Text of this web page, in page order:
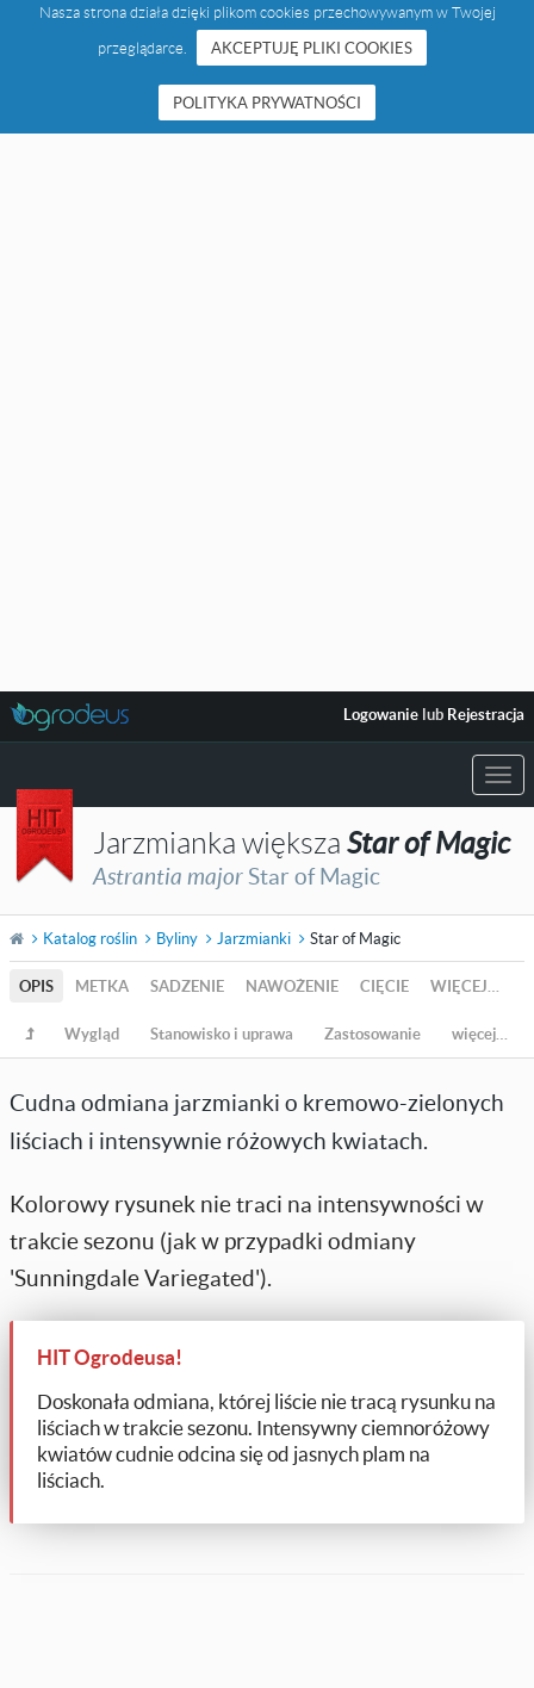
Nasza strona działa dzięki plikom cookies przechowywanym w Twojej
przeglądarce.
AKCEPTUJĘ PLIKI COOKIES
POLITYKA PRYWATNOŚCI
Logowanie lub Rejestracja
Jarzmianka większa Star of Magic
Astrantia majorStar of Magic
Katalog roślin Byliny Jarzmianki Star of Magic
OPIS METKA SADZENIE NAWOŻENIE CIĘCIE WIĘCEJ…
Wygląd Stanowisko i uprawa Zastosowanie więcej…
Cudna odmiana jarzmianki o kremowo-zielonych
liściach i intensywnie różowych kwiatach.
Kolorowy rysunek nie traci na intensywności w
trakcie sezonu (jak w przypadki odmiany
'Sunningdale Variegated').
HIT Ogrodeusa!
Doskonała odmiana, której liście nie tracą rysunku na
liściach w trakcie sezonu. Intensywny ciemnoróżowy
kwiatów cudnie odcina się od jasnych plam na
liściach.